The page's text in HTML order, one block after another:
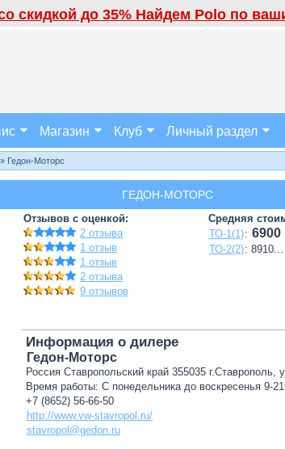
скидкой до 35% Найдем Polo по
Магазин Клуб Личный раздел
» Гедон-Моторс
ГЕДОН-МОТОРС
Отзывов с оценкой:
2 отзыва
1 отзыв
1 отзыв
2 отзыва
9 отзывов
Средняя
ТО-1(1): 6900
ТО-2(2): 8910...
Информация о дилере
Гедон-Моторс
Россия Ставропольский край 355035
Время работы: С понедельника до воскресенья 9-
+7 (8652) 56-66-50
http://www.vw-stavropol.ru/
stavropol@gedon.ru